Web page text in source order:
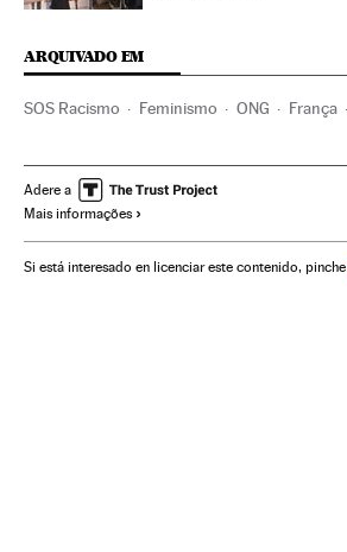
ARQUIVADO EM
SOS Racismo Feminismo ONG França
Racismo Mulheres Delitos ódio
Preconceitos
Problemas sociais Sociedade Fake news
Adere a
Mais informações
Si está interesado en licenciar este contenido, pinche